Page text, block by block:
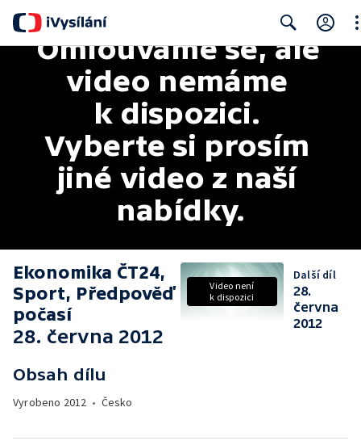
Search
Omlouváme se, ale
video nemáme
k dispozici.
Vyberte si prosím
jiné video z naší
nabídky.
Ekonomika ČT24,
Sport, Předpověď
počasí
28. června 2012
Obsah dílu
Vyrobeno 2012 • Česko
Video není
k dispozici
Další díl
28.
června
2012